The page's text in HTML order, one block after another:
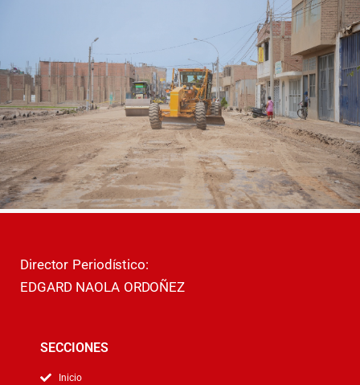
Director Periodístico:
EDGARD NAOLA ORDOÑEZ
SECCIONES
Inicio